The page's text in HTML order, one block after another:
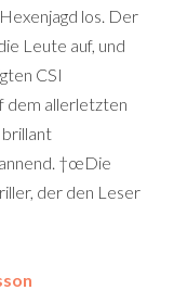
los. Der
Leute auf, und
CSI
dem allerletzten
†œDie
der den Leser